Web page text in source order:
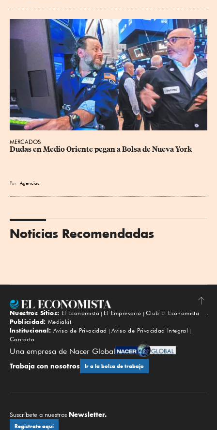
MERCADOS
Dudas en Medio Oriente pegan a Bolsa de Nueva York
Por Agencias
Noticias Recomendadas
Subir
Nuestros Sitios: El Economista El Empresario
Club El Economista
Publicidad: Mediakit
Institucional: Aviso de Privacidad
Aviso de Privacidad Integral
Contacto
Una empresa de Nacer Global
Trabaja con nosotros Ir a la bolsa de trabajo
Suscríbete a nuestros Newsletter.
Regístrate aquí